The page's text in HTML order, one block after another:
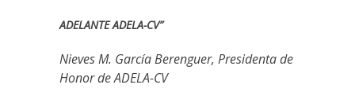
ADELANTE ADELA-CV”
Nieves M. García Berenguer, Presidenta de
Honor de ADELA-CV